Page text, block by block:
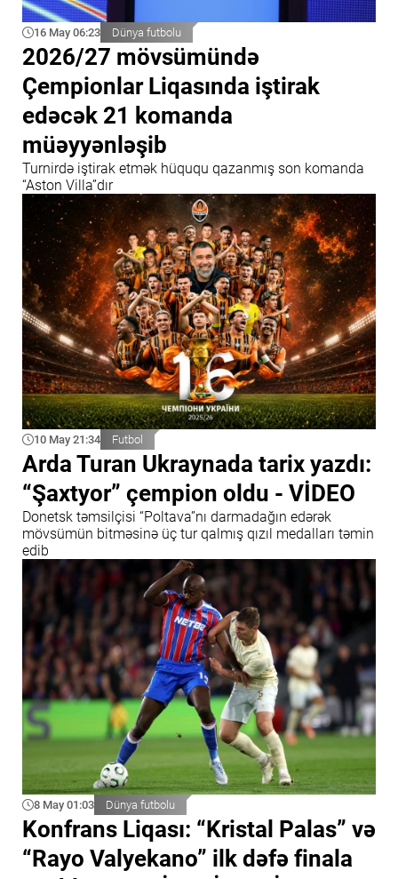
16 May 06:23 Dünya futbolu
2026/27 mövsümündə
Çempionlar Liqasında iştirak
edəcək 21 komanda
müəyyənləşib
Turnirdə iştirak etmək hüququ qazanmış son komanda
“Aston Villa”dır
10 May 21:34 Futbol
Arda Turan Ukraynada tarix yazdı:
“Şaxtyor” çempion oldu - VİDEO
Donetsk təmsilçisi “Poltava”nı darmadağın edərək
mövsümün bitməsinə üç tur qalmış qızıl medalları təmin
edib
8 May 01:03 Dünya futbolu
Konfrans Liqası: “Kristal Palas” və
“Rayo Valyekano” ilk dəfə finala